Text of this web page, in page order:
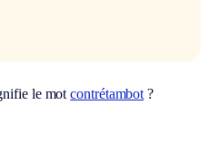
le motcontrétambot ?